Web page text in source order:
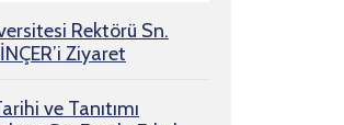
Rektörü Sn.
Ziyaret
ve Tanıtımı